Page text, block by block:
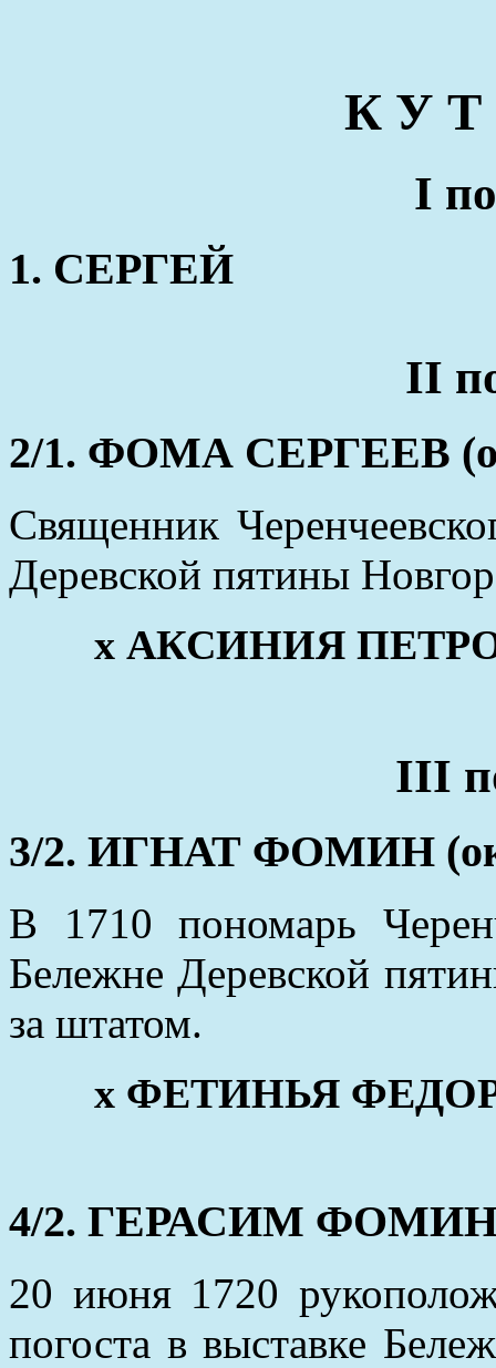
К У
I
1. СЕРГЕЙ
II
2/1. ФОМА СЕРГЕЕВ
Священник
Деревской пятины
х АКСИНИЯ
III
3/2. ИГНАТ ФОМИН
В 1710 пономарь
Бележне Деревской
за штатом.
х ФЕТИНЬЯ
4/2. ГЕРАСИМ ФОМИН
20 июня 1720
погоста в выставке